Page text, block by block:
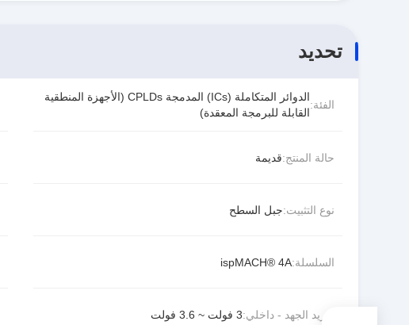
تحديد
الفئة:
الدوائر المتكاملة (ICs) المدمجة CPLDs (الأجهزة المنطقية
القابلة للبرمجة المعقدة)
حالة المنتج:قديمة
نوع التثبيت:جبل السطح
السلسلة:ispMACH® 4A
توريد الجهد - داخلي:3 فولت ~ 3.6 فولت